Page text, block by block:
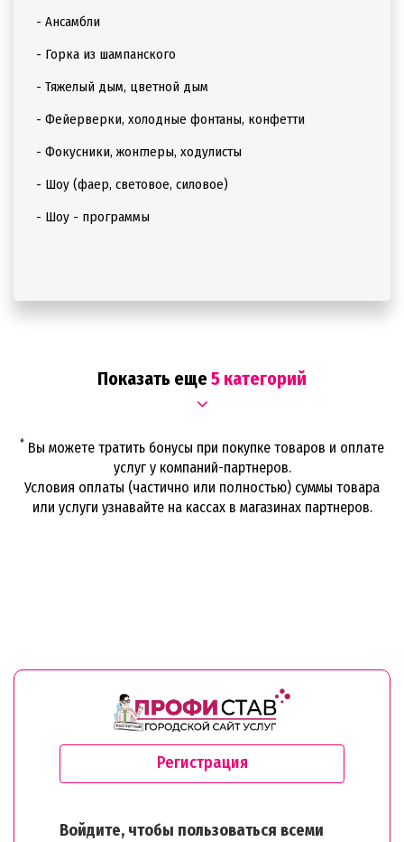
- Ансамбли
- Горка из шампанского
- Тяжелый дым, цветной дым
- Фейерверки, холодные фонтаны, конфетти
- Фокусники, жонглеры, ходулисты
- Шоу (фаер, световое, силовое)
- Шоу - программы
Показать еще5 категорий
* Вы можете тратить бонусы при покупке товаров и оплате
услуг у компаний-партнеров.
Условия оплаты (частично или полностью) суммы товара
или услуги узнавайте на кассах в магазинах партнеров.
Регистрация
Войдите, чтобы пользоваться всеми